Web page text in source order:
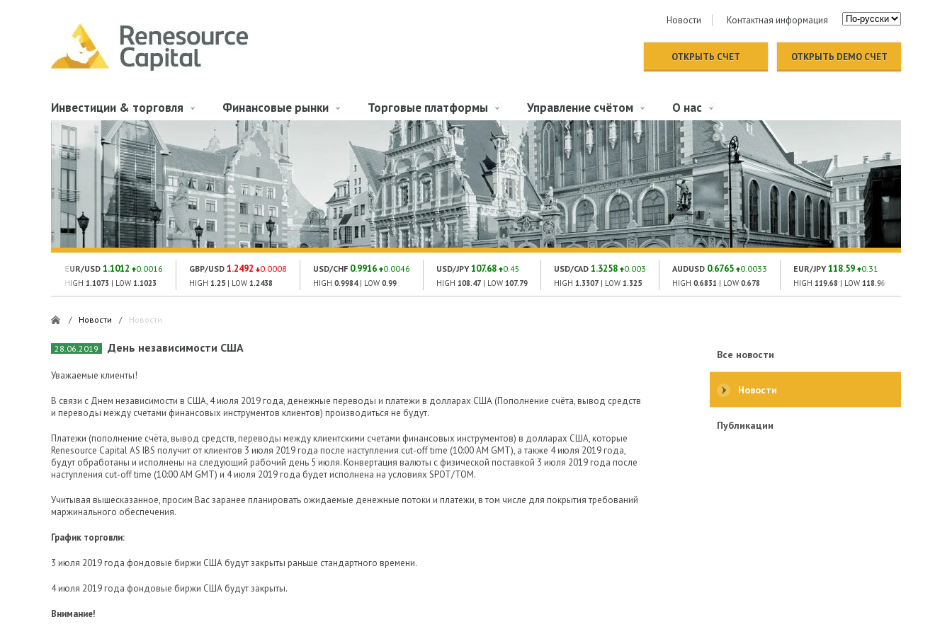
Новости Контактная информация
ОТКРЫТЬ СЧЕТ ОТКРЫТЬ DEMO СЧЕТ
Инвестиции & торговля Финансовые рынки Торговые платформы Управление счётом О нас
EUR/USD 1.1012 0.0016
HIGH 1.1073 | LOW 1.1023
GBP/USD 1.2492 0.0008
HIGH 1.25 | LOW 1.2438
USD/CHF 0.9916 0.0046
HIGH 0.9984| LOW 0.99
USD/JPY 107.68 0.45
HIGH 108.47 | LOW 107.79
USD/CAD 1.3258 0.003
HIGH 1.3307 | LOW 1.325
AUDUSD 0.6765 0.0033
HIGH 0.6831 | LOW 0.678
EUR/JPY 118.59 0.31
HIGH 119.68 | LOW 118.96
/ Новости / Новости
Все новости
Новости
Публикации
28.06.2019 День независимости США
Уважаемые клиенты!
В связи с Днем независимости в США, 4 июля 2019 года, денежные переводы и платежи в долларах США (Пополнение счёта, вывод средств
и переводы между счетами финансовых инструментов клиентов) производиться не будут.
Платежи (пополнение счёта, вывод средств, переводы между клиентскими счетами финансовых инструментов) в долларах США, которые
Renesource Capital AS IBS получит от клиентов 3 июля 2019 года после наступления cut-off time (10:00 AM GMT), а также 4 июля 2019 года,
будут обработаны и исполнены на следующий рабочий день 5 июля. Конвертация валюты с физической поставкой 3 июля 2019 года после
наступления cut-off time (10:00 AM GMT) и 4 июля 2019 года будет исполнена на условиях SPOT/TOM.
Учитывая вышесказанное, просим Вас заранее планировать ожидаемые денежные потоки и платежи, в том числе для покрытия требований
маржинального обеспечения.
График торговли:
3 июля 2019 года фондовые биржи США будут закрыты раньше стандартного времени.
4 июля 2019 года фондовые биржи США будут закрыты.
Внимание!